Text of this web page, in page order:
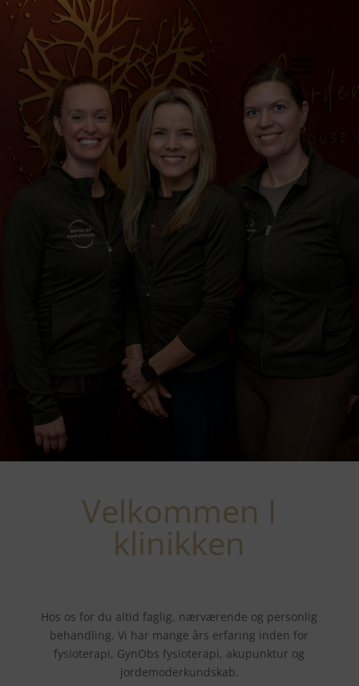
Velkommen I
klinikken
Hos os for du altid faglig, nærværende og personlig
behandling. Vi har mange års erfaring inden for
fysioterapi, GynObs fysioterapi, akupunktur og
jordemoderkundskab.